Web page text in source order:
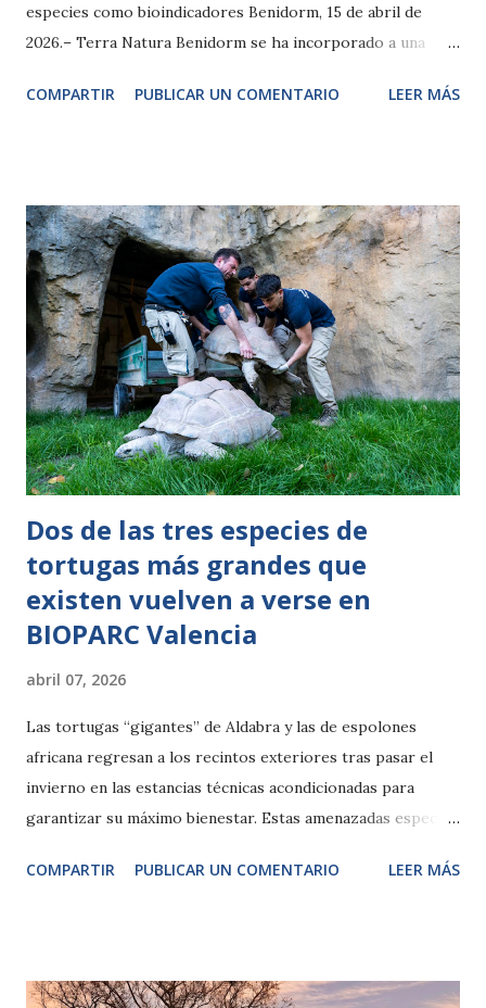
especies como bioindicadores Benidorm, 15 de abril de
2026.– Terra Natura Benidorm se ha incorporado a una
micromamíferos comunes de España), una iniciativa
Elisa Gozalbes, del Departamento de Animales, y forma
parte de una red de seguimiento en todo el país que
permite analizar la biodiversidad y el estado de salud de los
ecosistemas. SEMICE, puesto en marcha en 2008 y
coordinado por el Museo de Ciencias Naturales de
Granollers, tiene como objetivo monitorizar a largo plazo
las poblaciones de micromamíferos, principalmente
roedores e insectívoros de menos de 150 gramos. Este
programa de ciencia colaborativa cuenta con más de 170
estaciones distribuidas po...
COMPARTIR PUBLICAR UN COMENTARIO LEER MÁS
Dos de las tres especies de
tortugas más grandes que
existen vuelven a verse en
BIOPARC Valencia
abril 07, 2026
Las tortugas “gigantes” de Aldabra y las de espolones
africana regresan a los recintos exteriores tras pasar el
invierno en las estancias técnicas acondicionadas para
garantizar su máximo bienestar. Estas amenazadas especies
tercera de mayor tamaño del planeta y pueden
único en BIOPARC Valencia con las crías de rinoceronte,
COMPARTIR PUBLICAR UN COMENTARIO LEER MÁS